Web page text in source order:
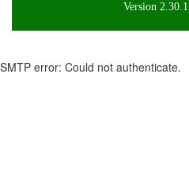
Version
SMTP error: Could not authenticate.